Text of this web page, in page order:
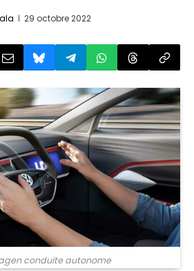
29 octobre 2022
conduite autonome